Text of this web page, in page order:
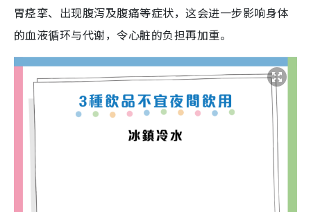
胃痉挛、出现腹泻及腹痛等症状，这会进一步影响身体
的血液循环与代谢，令心脏的负担再加重。